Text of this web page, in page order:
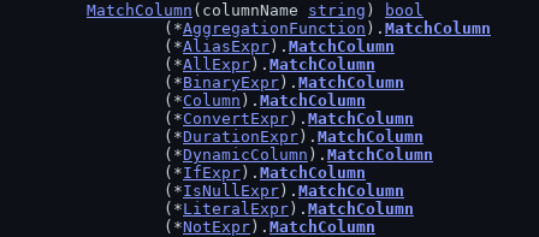
MatchColumn (columnName string )
bool
		(*
AggregationFunction ). MatchColumn
		(*
AliasExpr ). MatchColumn
		(*
AllExpr ). MatchColumn
		(*
BinaryExpr ). MatchColumn
		(*
Column ). MatchColumn
		(*
ConvertExpr ). MatchColumn
		(*
DurationExpr ). MatchColumn
		(*
DynamicColumn ). MatchColumn
		(*
IfExpr ). MatchColumn
		(*
IsNullExpr ). MatchColumn
		(*
LiteralExpr ). MatchColumn
		(*
NotExpr ). MatchColumn